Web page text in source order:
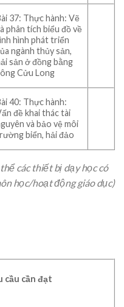
37: Thực hành: Vẽ
phân tích biểu đồ về
hình phát triển
ngành thủy sản,
sản ở đồng bằng
Cửu Long
40: Thực hành:
đề khai thác tài
và bảo vệ môi
biển, hải đảo
các thiết bị dạy học có
học/hoạt động giáo dục)
cầu cần đạt